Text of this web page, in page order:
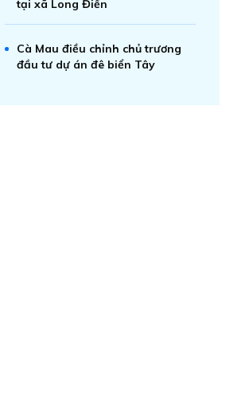
tại xã Long Điền
Cà Mau điều chỉnh chủ trương
đầu tư dự án đê biển Tây